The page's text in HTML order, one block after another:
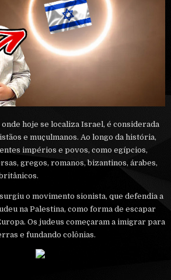
onde hoje se localiza Israel, é considerada
e muçulmanos. Ao longo da história,
impérios e povos, como egípcios,
gregos, romanos, bizantinos, árabes,
o movimento sionista, que defendia a
na Palestina, como forma de escapar
Os judeus começaram a imigrar para
e fundando colônias.